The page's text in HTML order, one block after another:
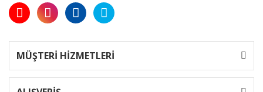
MÜŞTERİ HİZMETLERİ